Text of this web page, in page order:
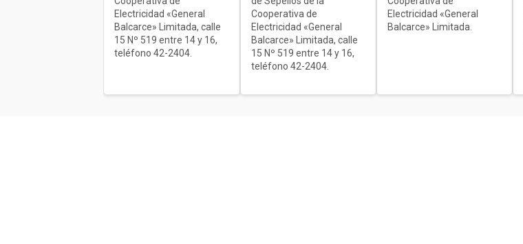
Electricidad «General
Balcarce» Limitada, calle
15 Nº 519 entre 14 y 16,
teléfono 42-2404.
Cooperativa de
Electricidad «General
Balcarce» Limitada, calle
15 Nº 519 entre 14 y 16,
teléfono 42-2404.
Electricidad «General
Balcarce» Limitada.